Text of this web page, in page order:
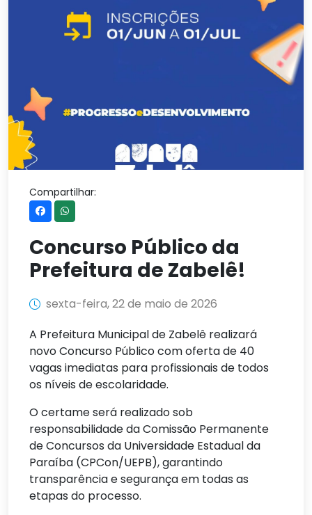
Compartilhar:
Concurso Público da
Prefeitura de Zabelê!
sexta-feira, 22 de maio de 2026
A Prefeitura Municipal de Zabelê realizará
novo Concurso Público com oferta de 40
vagas imediatas para profissionais de todos
os níveis de escolaridade.
O certame será realizado sob
responsabilidade da Comissão Permanente
de Concursos da Universidade Estadual da
Paraíba (CPCon/UEPB), garantindo
transparência e segurança em todas as
etapas do processo.